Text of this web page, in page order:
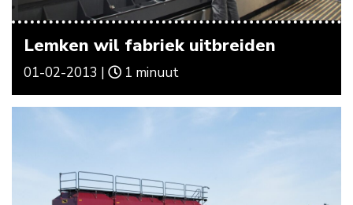
Lemken wil fabriek uitbreiden
01-02-2013 | 1 minuut